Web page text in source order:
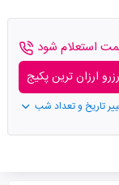
استعلام شود
رزرو ارزان ترین پکیج
تاریخ و تعداد شب